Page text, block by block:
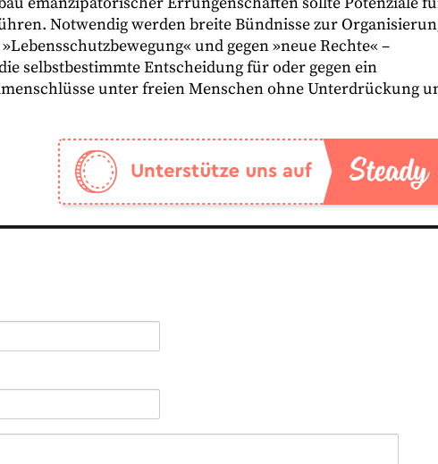
Notwendig werden breite Bündnisse zur
und gegen »neue Rechte« –
selbstbestimmte Entscheidung für oder gegen ein
unter freien Menschen ohne Unterdrückung